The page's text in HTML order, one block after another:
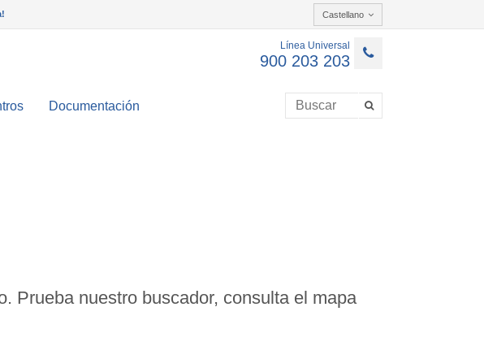
Castellano
Línea Universal
900 203 203
Documentación
Prueba nuestro buscador, consulta el mapa